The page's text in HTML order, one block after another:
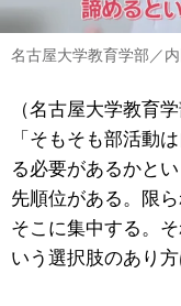
名古屋大学教育学部／
（名古屋大学教育
「そもそも部活動
る必要があるかと
先順位がある。限
そこに集中する。
いう選択肢のあり方